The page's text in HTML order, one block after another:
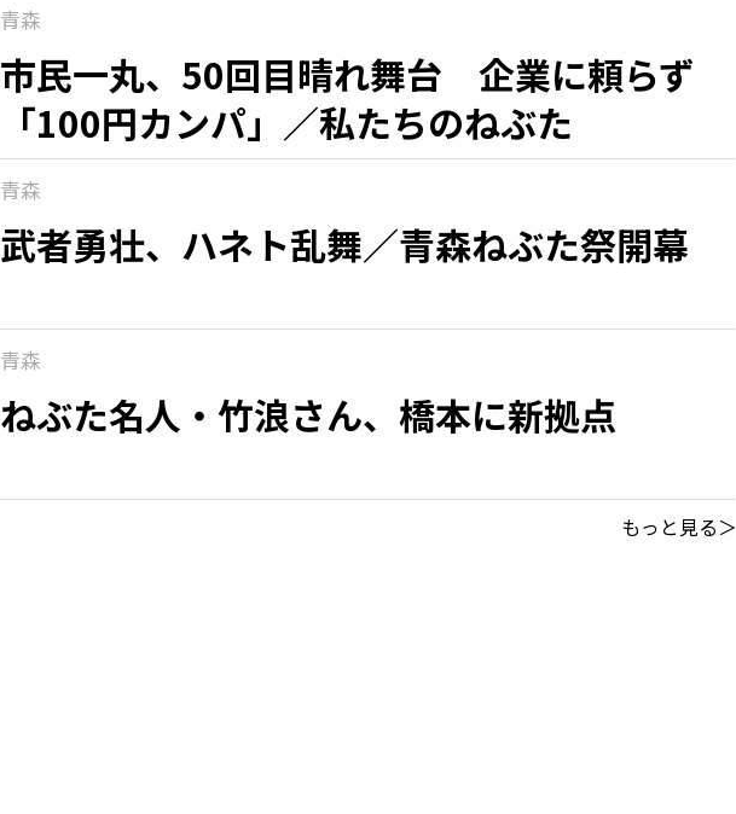
青森
市民一丸、50回目晴れ舞台 企業に頼らず
「100円カンパ」／私たちのねぶた
青森
武者勇壮、ハネト乱舞／青森ねぶた祭開幕
青森
ねぶた名人・竹浪さん、橋本に新拠点
もっと見る＞